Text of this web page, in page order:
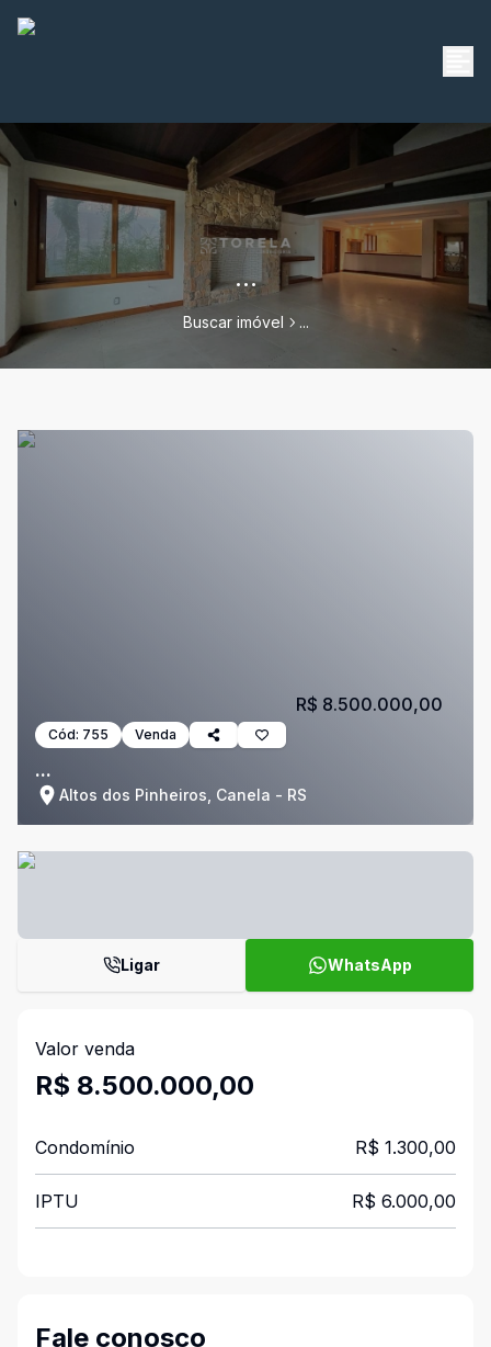
...
Buscar imóvel ...
Cód: 755 Venda
...
Altos dos Pinheiros, Canela - RS
R$ 8.500.000,00
Ligar WhatsApp
Valor venda
R$ 8.500.000,00
Condomínio R$ 1.300,00
IPTU R$ 6.000,00
Fale conosco